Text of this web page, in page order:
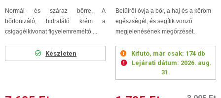
Normál és száraz bőrre. A
bőrtonizáló, hidratáló krém a
csigagélkivonat figyelemreméltó ...
Készleten
Belülről óvja a bőr, a haj és a köröm
egészségét, és segítik vonzó
megjelenésének megőrzését.
Kifutó, már csak: 174 db
Lejárati dátum: 2026. aug.
31.